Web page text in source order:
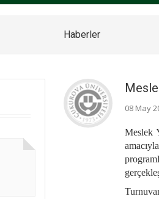
Haberler
08 May
Meslek